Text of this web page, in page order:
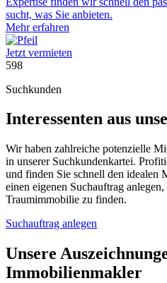
sucht, was Sie anbieten.
Mehr erfahren
Jetzt vermieten
598
Suchkunden
Interessenten aus
Wir haben zahlreiche potenzielle
in unserer Suchkundenkartei.
und finden Sie schnell den idealen
einen eigenen Suchauftrag
Traumimmobilie zu finden.
Suchauftrag anlegen
Unsere
Immobilienmakler